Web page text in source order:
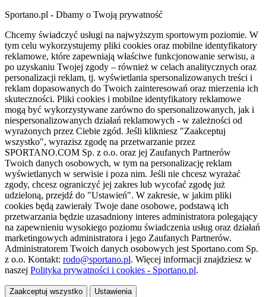
Sportano.pl - Dbamy o Twoją prywatność
Chcemy świadczyć usługi na najwyższym sportowym poziomie. W
tym celu wykorzystujemy pliki cookies oraz mobilne identyfikatory
reklamowe, które zapewniają właściwe funkcjonowanie serwisu, a
po uzyskaniu Twojej zgody – również w celach analitycznych oraz
personalizacji reklam, tj. wyświetlania spersonalizowanych treści i
reklam dopasowanych do Twoich zainteresowań oraz mierzenia ich
skuteczności. Pliki cookies i mobilne identyfikatory reklamowe
mogą być wykorzystywane zarówno do spersonalizowanych, jak i
niespersonalizowanych działań reklamowych - w zależności od
wyrażonych przez Ciebie zgód. Jeśli klikniesz "Zaakceptuj
wszystko", wyrazisz zgodę na przetwarzanie przez
SPORTANO.COM Sp. z o.o. oraz jej Zaufanych Partnerów
Twoich danych osobowych, w tym na personalizację reklam
wyświetlanych w serwisie i poza nim. Jeśli nie chcesz wyrażać
zgody, chcesz ograniczyć jej zakres lub wycofać zgodę już
udzieloną, przejdź do "Ustawień". W zakresie, w jakim pliki
cookies będą zawierały Twoje dane osobowe, podstawą ich
przetwarzania będzie uzasadniony interes administratora polegający
na zapewnieniu wysokiego poziomu świadczenia usług oraz działań
marketingowych administratora i jego Zaufanych Partnerów.
Administratorem Twoich danych osobowych jest Sportano.com Sp.
z o.o. Kontakt: rodo@sportano.pl. Więcej informacji znajdziesz w
naszej Polityka prywatności i cookies - Sportano.pl.
Zaakceptuj wszystko Ustawienia